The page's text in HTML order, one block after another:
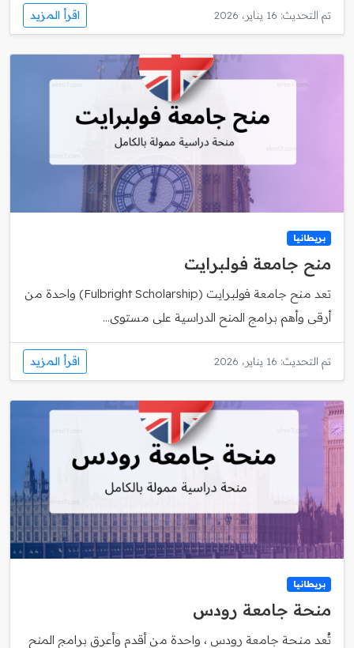
تم التحديث: 16 يناير، 2026 اقرأ المزيد
بريطانيا
منح جامعة فولبرايت
تعد منح جامعة فولبرايت (Fulbright Scholarship) واحدة من
أرقى وأهم برامج المنح الدراسية على مستوى...
تم التحديث: 16 يناير، 2026 اقرأ المزيد
بريطانيا
منحة جامعة رودس
تُعد منحة جامعة رودس ، واحدة من أقدم وأعرق برامج المنح